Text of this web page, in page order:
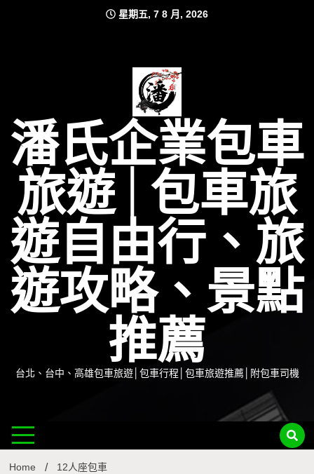
星期五, 7 8 月, 2026
潘氏企業包車
旅遊│包車旅
遊自由行、旅
遊攻略、景點
推薦
台北、台中、高雄包車旅遊│包車行程│包車旅遊推薦│附包車司機
Home 12人座包車